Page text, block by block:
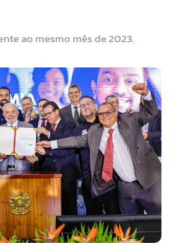
ao mesmo mês de 2023.